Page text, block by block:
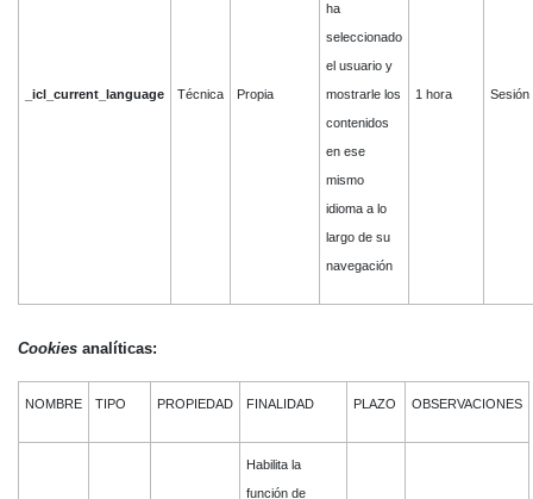
_icl_current_language Técnica Propia
ha
seleccionado
el usuario y
mostrarle los
contenidos
en ese
mismo
idioma a lo
largo de su
navegación
1 hora Sesión
Cookies analíticas:
NOMBRE TIPO PROPIEDAD FINALIDAD PLAZO OBSERVACIONES
Habilita la
función de